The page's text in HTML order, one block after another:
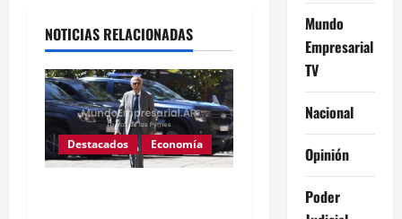
NOTICIAS RELACIONADAS
Destacados Economía
Mundo
Empresarial
TV
Nacional
Opinión
Poder